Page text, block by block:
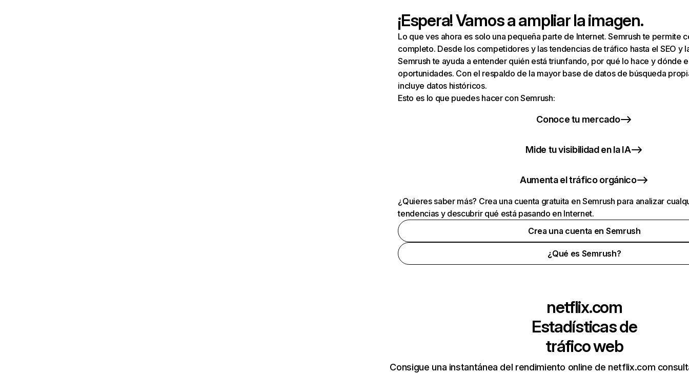
¡Espera! Vamos a ampliar la imagen.
Lo que ves ahora es solo una pequeña parte de Internet. Semrush te permite
completo. Desde los competidores y las tendencias de tráfico hasta el SEO y
Semrush te ayuda a entender quién está triunfando, por qué lo hace y dónde
oportunidades. Con el respaldo de la mayor base de datos de búsqueda
incluye datos históricos.
Esto es lo que puedes hacer con Semrush:
Conoce tu mercado
Mide tu visibilidad en la IA
Aumenta el tráfico orgánico
¿Quieres saber más? Crea una cuenta gratuita en Semrush para analizar
tendencias y descubrir qué está pasando en Internet.
Crea una cuenta en Semrush
¿Qué es Semrush?
netflix.com
Estadísticas de
tráfico web
Consigue una instantánea del rendimiento online de netflix.com